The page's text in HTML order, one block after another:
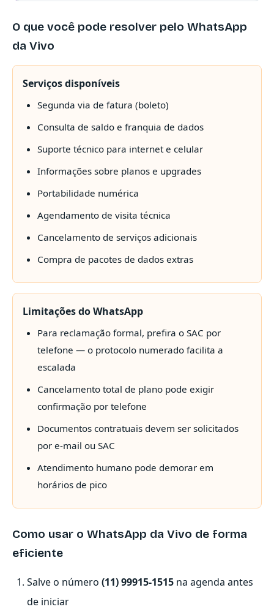
O que você pode resolver pelo WhatsApp
da Vivo
Serviços disponíveis
Segunda via de fatura (boleto)
Consulta de saldo e franquia de dados
Suporte técnico para internet e celular
Informações sobre planos e upgrades
Portabilidade numérica
Agendamento de visita técnica
Cancelamento de serviços adicionais
Compra de pacotes de dados extras
Limitações do WhatsApp
Para reclamação formal, prefira o SAC por
telefone — o protocolo numerado facilita a
escalada
Cancelamento total de plano pode exigir
confirmação por telefone
Documentos contratuais devem ser solicitados
por e-mail ou SAC
Atendimento humano pode demorar em
horários de pico
Como usar o WhatsApp da Vivo de forma
eficiente
Salve o número (11) 99915-1515 na agenda antes
de iniciar